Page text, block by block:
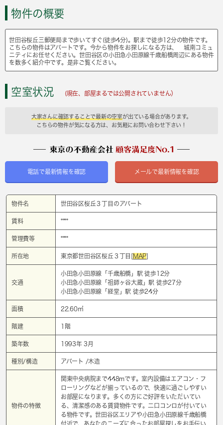
物件の概要
世田谷桜丘三郵便局まで歩いてすぐ(徒歩4分)。駅まで徒歩12分の物件です。
こちらの物件はアパートです。今から物件をお探しになる方は、 城南コミュ
ニティにお任せください。世田谷区の小田急小田原線千歳船橋周辺にある物件
を数多く紹介中です。是非ご覧ください。
空室状況 (現在、部屋まるでは公開されていません）
大家さんに確認することで最新の空室が出ている場合があります。
こちらの物件が気になる方は、お気軽にお問い合わせ下さい！
電話で最新情報を確認 メールで最新情報を確認
物件名 世田谷区桜丘３丁目のアパート
賃料 ****
管理費等 ****
所在地 東京都世田谷区桜丘３丁目[MAP]
交通
小田急小田原線「千歳船橋 」駅 徒歩12分
小田急小田原線「祖師ヶ谷大蔵」駅 徒歩27分
小田急小田原線「経堂 」駅 徒歩24分
面積 22.60㎡
階建 1階
築年数 1993年 3月
種別/構造 アパート /木造
物件の特徴
関東中央病院まで448mです。室内設備はエアコン・フ
ローリングなどが揃っているので、快適に過ごしやすい
お部屋になります。多くの方にご好評をいただいてい
る、清潔感のある賃貸物件です。二口コンロが付いてい
る物件です。世田谷区エリアや小田急小田原線千歳船橋
付近で、あなたのニーズに合ったお部屋探しをお手伝い